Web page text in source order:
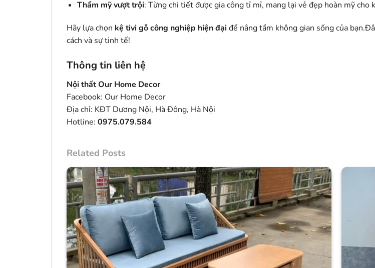
Thẩm mỹ vượt trội: Từng chi tiết được gia công tỉ mỉ, mang lại vẻ đẹp hoàn mỹ cho
Hãy lựa chọn kệ tivi gỗ công nghiệp hiện đạiđể nâng tầm không gian sống của
cách và sự tinh tế!
Thông tin liên hệ
Nội thất Our Home Decor
Facebook: Our Home Decor
Địa chỉ: KĐT Dương Nội, Hà Đông, Hà Nội
Hotline: 0975.079.584
Related Posts